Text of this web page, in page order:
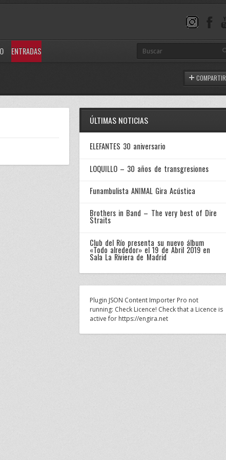
ENTRADAS
COMPARTIR
ÚLTIMAS NOTICIAS
ELEFANTES 30 aniversario
LOQUILLO – 30 años de transgresiones
Funambulista ANIMAL Gira Acústica
Brothers in Band – The very best of Dire
Straits
Club del Río presenta su nuevo álbum
«Todo alrededor» el 19 de Abril 2019 en
Sala La Riviera de Madrid
Plugin JSON Content Importer Pro not
running: Check Licence! Check that a Licence is
active for https://engira.net